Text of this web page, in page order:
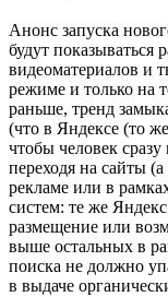
Анонс запуска
будут показываться
видеоматериалов и
режиме и только на
раньше, тренд
(что в Яндексе (то
чтобы человек
переходя на сайты
рекламе или в
систем: те же
размещение или
выше остальных в
поиска не должно
в выдаче